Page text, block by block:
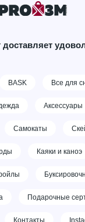
доставляет
BASK Все для
Аксессуары
Самокаты
Каяки и каноэ
Подарочные
Контакты